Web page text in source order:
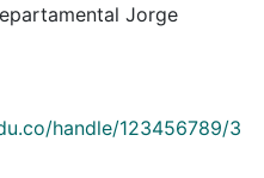
Jorge
handle/123456789/3